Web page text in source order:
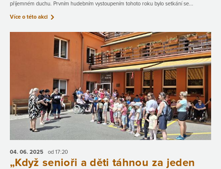
příjemném duchu. Prvním hudebním vystoupením tohoto roku bylo setkání se...
Více o této akci
04. 06. 2025 od 17:20
„Když senioři a děti táhnou za jeden